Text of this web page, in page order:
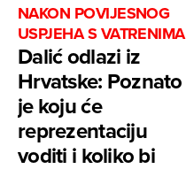
NAKON POVIJESNOG
USPJEHA S VATRENIMA
Dalić odlazi iz
Hrvatske: Poznato
je koju će
reprezentaciju
voditi i koliko bi